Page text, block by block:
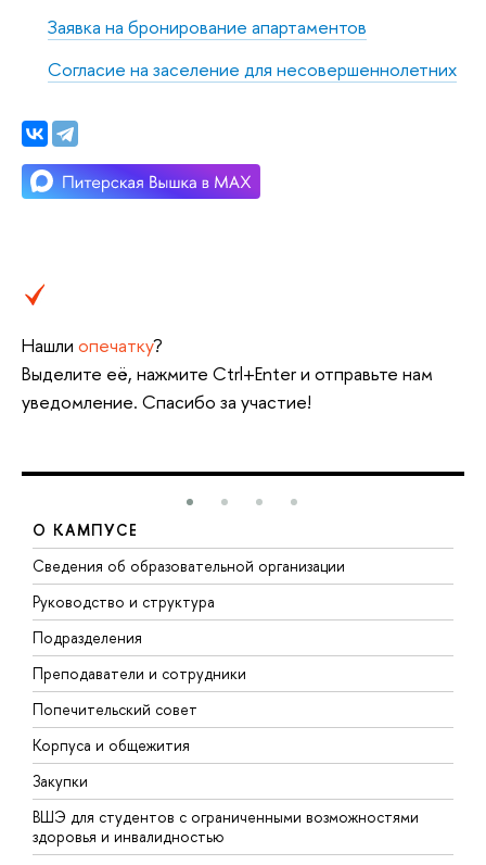
Заявка на бронирование апартаментов
Согласие на заселение для несовершеннолетних
Нашли опечатку?
Выделите её, нажмите Ctrl+Enter и отправьте нам
уведомление. Спасибо за участие!
О КАМПУСЕ
Сведения об образовательной организации
Руководство и структура
Подразделения
Преподаватели и сотрудники
Попечительский совет
Корпуса и общежития
Закупки
ВШЭ для студентов с ограниченными возможностями
здоровья и инвалидностью